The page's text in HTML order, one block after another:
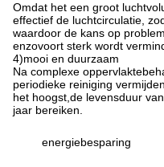
Omdat het een groot
effectief de luchtcirculatie,
waardoor de kans op
enzovoort sterk wordt
4)mooi en duurzaam
Na complexe
periodieke reiniging
het hoogst,de levensduur
jaar bereiken.
energiebesparing